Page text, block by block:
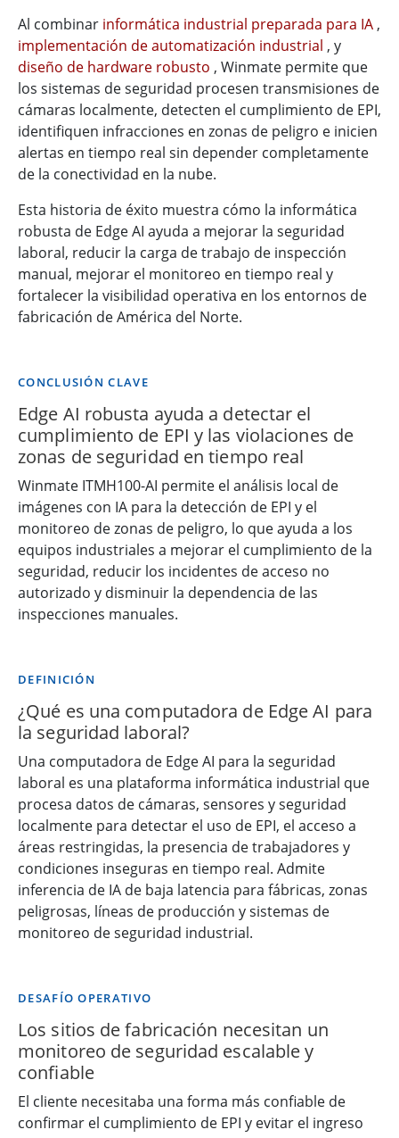
Al combinar informática industrial preparada para IA ,
implementación de automatización industrial , y
diseño de hardware robusto , Winmate permite que
los sistemas de seguridad procesen transmisiones de
cámaras localmente, detecten el cumplimiento de EPI,
identifiquen infracciones en zonas de peligro e inicien
alertas en tiempo real sin depender completamente
de la conectividad en la nube.
Esta historia de éxito muestra cómo la informática
robusta de Edge AI ayuda a mejorar la seguridad
laboral, reducir la carga de trabajo de inspección
manual, mejorar el monitoreo en tiempo real y
fortalecer la visibilidad operativa en los entornos de
fabricación de América del Norte.
CONCLUSIÓN CLAVE
Edge AI robusta ayuda a detectar el
cumplimiento de EPI y las violaciones de
zonas de seguridad en tiempo real
Winmate ITMH100-AI permite el análisis local de
imágenes con IA para la detección de EPI y el
monitoreo de zonas de peligro, lo que ayuda a los
equipos industriales a mejorar el cumplimiento de la
seguridad, reducir los incidentes de acceso no
autorizado y disminuir la dependencia de las
inspecciones manuales.
DEFINICIÓN
¿Qué es una computadora de Edge AI para
la seguridad laboral?
Una computadora de Edge AI para la seguridad
laboral es una plataforma informática industrial que
procesa datos de cámaras, sensores y seguridad
localmente para detectar el uso de EPI, el acceso a
áreas restringidas, la presencia de trabajadores y
condiciones inseguras en tiempo real. Admite
inferencia de IA de baja latencia para fábricas, zonas
peligrosas, líneas de producción y sistemas de
monitoreo de seguridad industrial.
DESAFÍO OPERATIVO
Los sitios de fabricación necesitan un
monitoreo de seguridad escalable y
confiable
El cliente necesitaba una forma más confiable de
confirmar el cumplimiento de EPI y evitar el ingreso